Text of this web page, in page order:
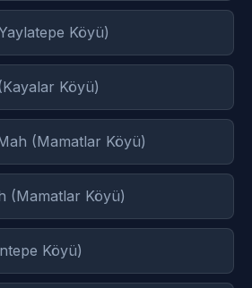
Köyü)
Köyü)
(Mamatlar Köyü)
(Mamatlar Köyü)
Köyü)